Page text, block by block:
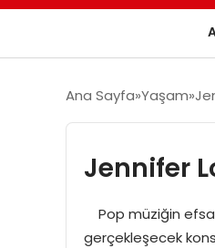
Ana Sayfa Yaşam
Jennifer
Pop müziğin
gerçekleşecek